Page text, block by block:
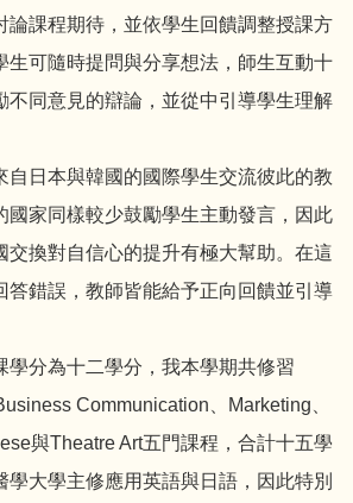
論課程期待，並依學生回饋調整授課方
生可隨時提問與分享想法，師生互動十
不同意見的辯論，並從中引導學生理解
自日本與韓國的國際學生交流彼此的教
國家同樣較少鼓勵學生主動發言，因此
交換對自信心的提升有極大幫助。在這
答錯誤，教師皆能給予正向回饋並引導
學分為十二學分，我本學期共修習
Communication、Marketing、
與Theatre Art五門課程，合計十五學
學大學主修應用英語與日語，因此特別